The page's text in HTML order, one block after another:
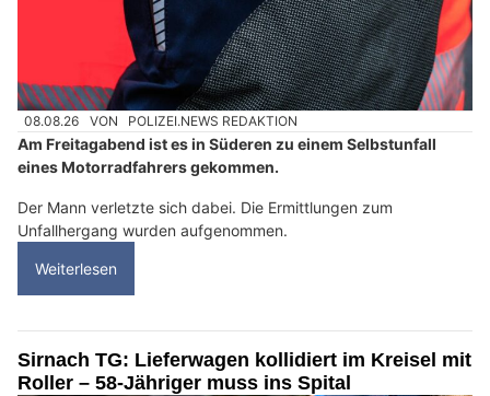
08.08.26 VON POLIZEI.NEWS REDAKTION
Am Freitagabend ist es in Süderen zu einem Selbstunfall
eines Motorradfahrers gekommen.
Der Mann verletzte sich dabei. Die Ermittlungen zum
Unfallhergang wurden aufgenommen.
Weiterlesen
Sirnach TG: Lieferwagen kollidiert im Kreisel mit
Roller – 58-Jähriger muss ins Spital